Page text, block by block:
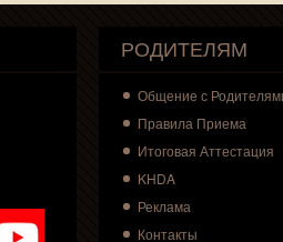
РОДИТЕЛЯМ
Общение с
Правила Приема
Итоговая Аттестация
KHDA
Реклама
Контакты